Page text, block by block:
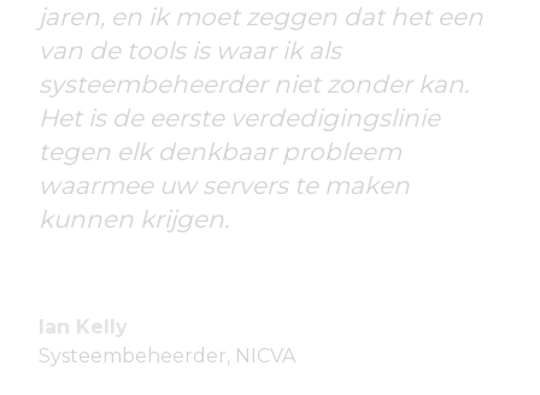
jaren, en ik moet zeggen dat het een
van de tools is waar ik als
systeembeheerder niet zonder kan.
Het is de eerste verdedigingslinie
tegen elk denkbaar probleem
waarmee uw servers te maken
kunnen krijgen.
Ian Kelly
Systeembeheerder, NICVA